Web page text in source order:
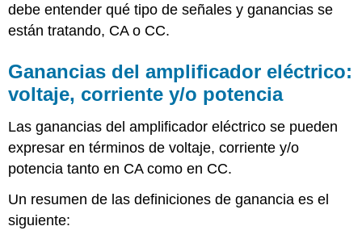
debe entender qué tipo de señales y ganancias se
están tratando, CA o CC.
Ganancias del amplificador eléctrico:
voltaje, corriente y/o potencia
Las ganancias del amplificador eléctrico se pueden
expresar en términos de voltaje, corriente y/o
potencia tanto en CA como en CC.
Un resumen de las definiciones de ganancia es el
siguiente: